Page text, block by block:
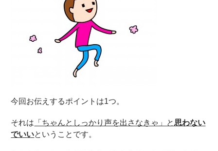
今回お伝えするポイントは1つ。
それは 「ちゃんとしっかり声を出さなきゃ」と思わない
でいいということです。